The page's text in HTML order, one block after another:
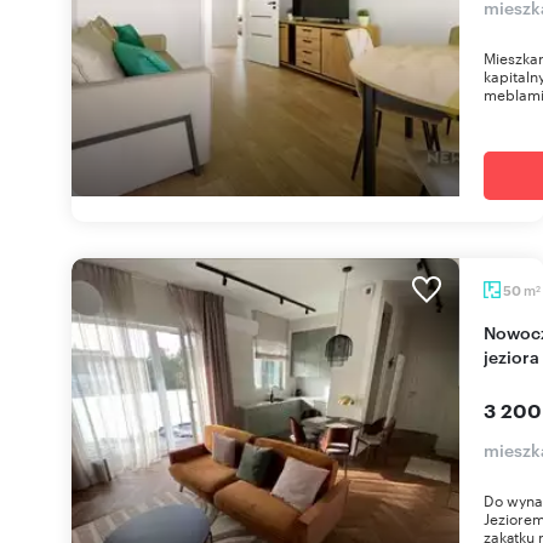
50 m2
Nowoczesny apartament 50 m² z loggią - blisko
jeziora
3
Do
zakątku